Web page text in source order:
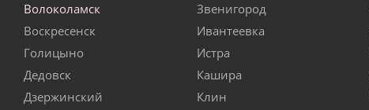
Волоколамск
Воскресенск
Голицыно
Дедовск
Дзержинский
Звенигород
Ивантеевка
Истра
Кашира
Клин